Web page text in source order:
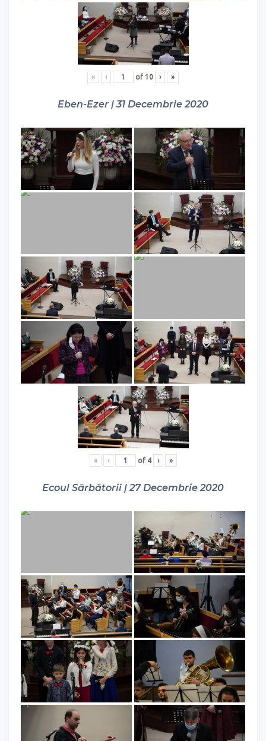
« ‹ of 10 › »
Eben-Ezer | 31 Decembrie 2020
« ‹ of 4 › »
Ecoul Sărbătorii | 27 Decembrie 2020